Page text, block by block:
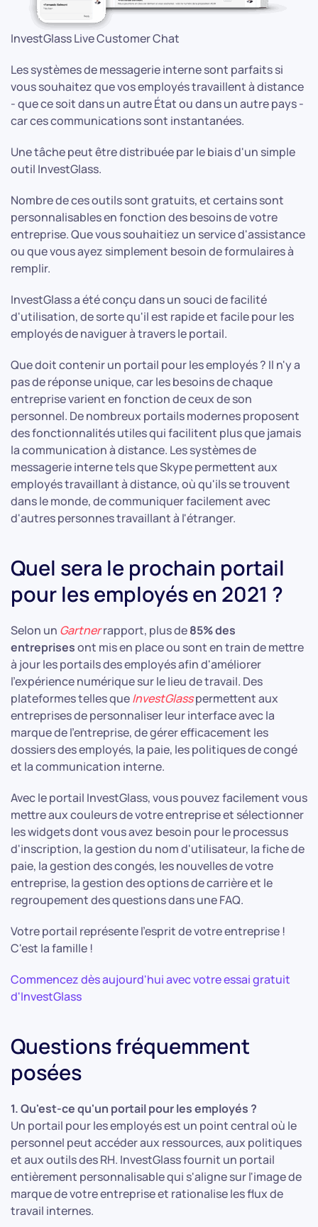
InvestGlass Live Customer Chat
Les systèmes de messagerie interne sont parfaits si
vous souhaitez que vos employés travaillent à distance
- que ce soit dans un autre État ou dans un autre pays -
car ces communications sont instantanées.
Une tâche peut être distribuée par le biais d'un simple
outil InvestGlass.
Nombre de ces outils sont gratuits, et certains sont
personnalisables en fonction des besoins de votre
entreprise. Que vous souhaitiez un service d'assistance
ou que vous ayez simplement besoin de formulaires à
remplir.
InvestGlass a été conçu dans un souci de facilité
d'utilisation, de sorte qu'il est rapide et facile pour les
employés de naviguer à travers le portail.
Que doit contenir un portail pour les employés ? Il n'y a
pas de réponse unique, car les besoins de chaque
entreprise varient en fonction de ceux de son
personnel. De nombreux portails modernes proposent
des fonctionnalités utiles qui facilitent plus que jamais
la communication à distance. Les systèmes de
messagerie interne tels que Skype permettent aux
employés travaillant à distance, où qu'ils se trouvent
dans le monde, de communiquer facilement avec
d'autres personnes travaillant à l'étranger.
Quel sera le prochain portail
pour les employés en 2021 ?
Selon un Gartnerrapport, plus de85% des
entreprisesont mis en place ou sont en train de mettre
à jour les portails des employés afin d'améliorer
l'expérience numérique sur le lieu de travail. Des
plateformes telles queInvestGlasspermettent aux
entreprises de personnaliser leur interface avec la
marque de l'entreprise, de gérer efficacement les
dossiers des employés, la paie, les politiques de congé
et la communication interne.
Avec le portail InvestGlass, vous pouvez facilement vous
mettre aux couleurs de votre entreprise et sélectionner
les widgets dont vous avez besoin pour le processus
d'inscription, la gestion du nom d'utilisateur, la fiche de
paie, la gestion des congés, les nouvelles de votre
entreprise, la gestion des options de carrière et le
regroupement des questions dans une FAQ.
Votre portail représente l'esprit de votre entreprise !
C'est la famille !
Commencez dès aujourd'hui avec votre essai gratuit
d'InvestGlass
Questions fréquemment
posées
1. Qu'est-ce qu'un portail pour les employés ?
Un portail pour les employés est un point central où le
personnel peut accéder aux ressources, aux politiques
et aux outils des RH. InvestGlass fournit un portail
entièrement personnalisable qui s'aligne sur l'image de
marque de votre entreprise et rationalise les flux de
travail internes.